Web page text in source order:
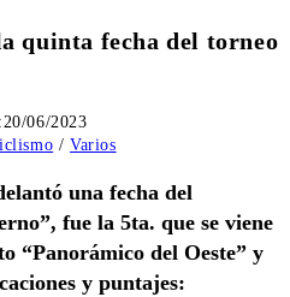
quinta fecha del torneo
20/06/2023
/ Varios
una fecha del
fue la 5ta. que se viene
“Panorámico del Oeste” y
y puntajes: